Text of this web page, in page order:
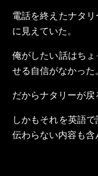
電話を終えたナタリーが、列車へと戻ってきているのが横目
に見えていた。
俺がしたい話はち
せる自信がなかった。
だからナタリーが戻
しかもそれを英語
伝わらない内容も含